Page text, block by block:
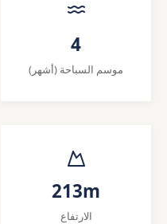
4
موسم السباحة (أشهر)
213m
الارتفاع